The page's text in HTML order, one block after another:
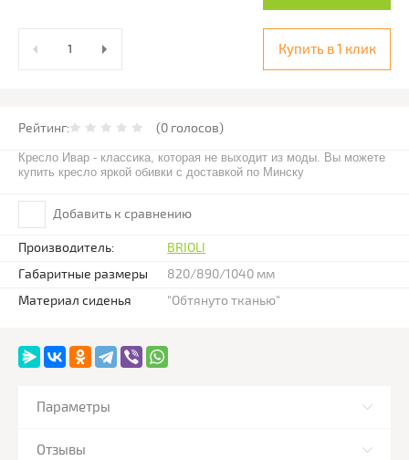
Купить в 1 клик
Рейтинг: (0 голосов)
Кресло Ивар - классика, которая не выходит из моды. Вы можете
купить кресло яркой обивки с доставкой по Минску
Добавить к сравнению
Производитель:
BRIOLI
Габаритные размеры
820/890/1040 мм
Материал сиденья
"Обтянуто тканью"
Параметры
Отзывы